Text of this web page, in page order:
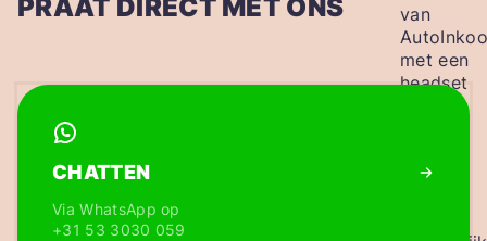
PRAAT DIRECT MET ONS
CHATTEN
Via WhatsApp op
+31 53 3030 059